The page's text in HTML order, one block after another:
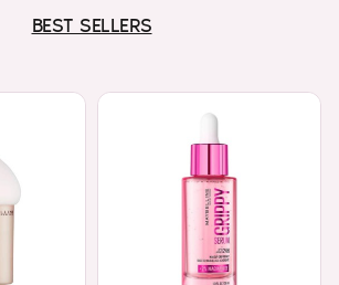
BEST SELLERS